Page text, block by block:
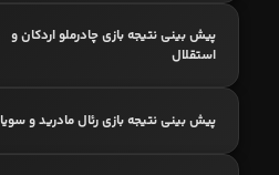
پیش بینی نتیجه بازی چادرملو اردکان و
استقلال
پیش بینی نتیجه بازی رئال مادرید و سویا